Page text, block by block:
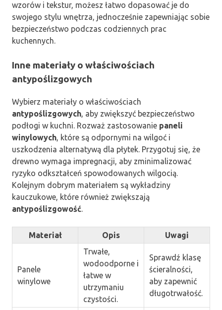
wzorów i tekstur, możesz łatwo dopasować je do
swojego stylu wnętrza, jednocześnie zapewniając sobie
bezpieczeństwo podczas codziennych prac
kuchennych.
Inne materiały o właściwościach
antypoślizgowych
Wybierz materiały o właściwościach
antypoślizgowych, aby zwiększyć bezpieczeństwo
podłogi w kuchni. Rozważ zastosowanie paneli
winylowych, które są odpornymi na wilgoć i
uszkodzenia alternatywą dla płytek. Przygotuj się, że
drewno wymaga impregnacji, aby zminimalizować
ryzyko odkształceń spowodowanych wilgocią.
Kolejnym dobrym materiałem są wykładziny
kauczukowe, które również zwiększają
antypoślizgowość.
Materiał Opis Uwagi
Panele
winylowe
Trwałe,
wodoodporne i
łatwe w
utrzymaniu
czystości.
Sprawdź klasę
ścieralności,
aby zapewnić
długotrwałość.